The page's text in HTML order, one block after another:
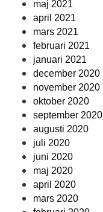
maj 2021
april 2021
mars 2021
februari 2021
januari 2021
december 2020
november 2020
oktober 2020
september 2020
augusti 2020
juli 2020
juni 2020
maj 2020
april 2020
mars 2020